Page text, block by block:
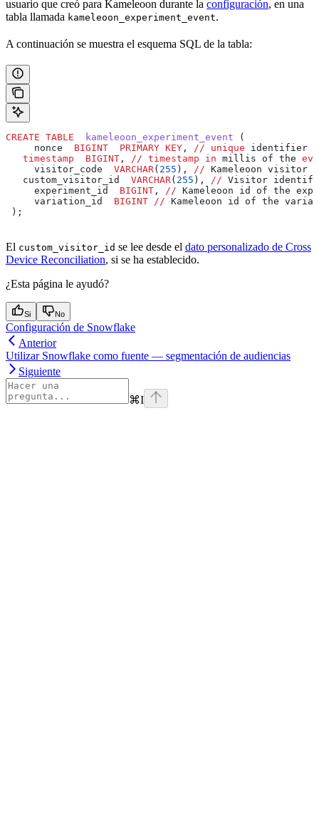
usuario que creó para Kameleoon durante la configuración, en una
tabla llamada kameleoon_experiment_event.
A continuación se muestra el esquema SQL de la tabla:
CREATE TABLE
  kameleoon_experiment_event
(
     nonce
BIGINT
  PRIMARY KEY
, // unique identifier
   timestamp
  BIGINT
, // timestamp in millis of the
     visitor_code
VARCHAR( 255 ), // Kameleoon
   custom_visitor_id
VARCHAR( 255 ), // Visitor
     experiment_id
BIGINT , // Kameleoon id of the
     variation_id
BIGINT // Kameleoon id of the
);
El custom_visitor_id se lee desde el dato personalizado de Cross
Device Reconciliation, si se ha establecido.
¿Esta página le ayudó?
Si No
Configuración de Snowflake
Anterior
Utilizar Snowflake como fuente — segmentación de audiencias
Siguiente
⌘I